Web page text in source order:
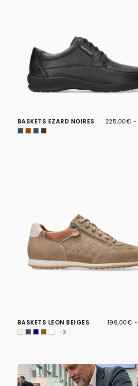
BASKETS EZARD NOIRES 225,00€
PRIX
225,00€ -
BASKETS LEON BEIGES 199,00€
PRIX
199,00€ -
+3